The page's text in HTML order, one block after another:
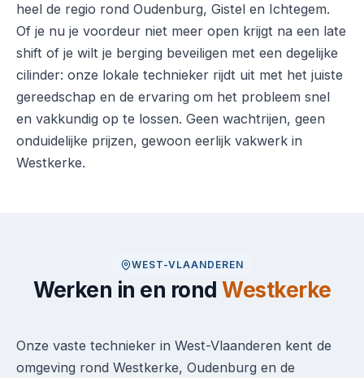
heel de regio rond Oudenburg, Gistel en Ichtegem.
Of je nu je voordeur niet meer open krijgt na een late
shift of je wilt je berging beveiligen met een degelijke
cilinder: onze lokale technieker rijdt uit met het juiste
gereedschap en de ervaring om het probleem snel
en vakkundig op te lossen. Geen wachtrijen, geen
onduidelijke prijzen, gewoon eerlijk vakwerk in
Westkerke.
WEST-VLAANDEREN
Werken in en rondWestkerke
Onze vaste technieker in West-Vlaanderen kent de
omgeving rond Westkerke, Oudenburg en de